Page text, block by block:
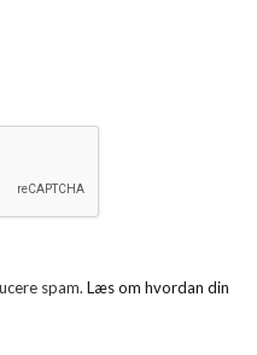
spam. Læs om hvordan din